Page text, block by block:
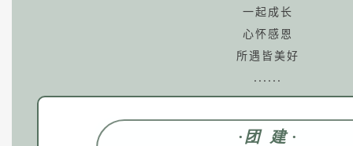
一起成长
心怀感恩
所遇皆美好
......
· 团 建·